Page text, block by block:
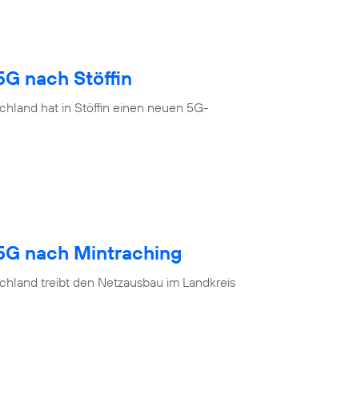
nach Stöffin
hat in Stöffin einen neuen 5G-
nach Mintraching
treibt den Netzausbau im Landkreis